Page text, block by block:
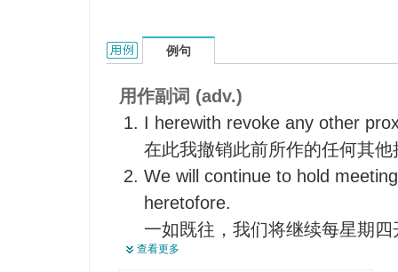
heretofore的用法和样例：
例句
用作副词 (adv.)
I herewith revoke any other
在此我撤销此前所作的任何其他
We will continue to hold
heretofore.
一如既往，我们将继续每星期四
All the pieces line up in
查看更多